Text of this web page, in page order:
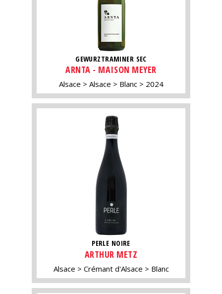
GEWURZTRAMINER SEC
ARNTA - MAISON MEYER
Alsace Alsace Blanc 2024
PERLE NOIRE
ARTHUR METZ
Alsace Crémant d'Alsace Blanc